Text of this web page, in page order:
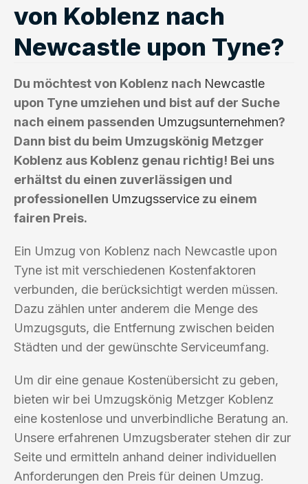
von Koblenz nach
Newcastle upon Tyne?
Du möchtest von Koblenz nach Newcastle
upon Tyne umziehen und bist auf der Suche
nach einem passenden Umzugsunternehmen?
Dann bist du beim Umzugskönig Metzger
Koblenz aus Koblenz genau richtig! Bei uns
erhältst du einen zuverlässigen und
professionellen Umzugsservice zu einem
fairen Preis.
Ein Umzug von Koblenz nach Newcastle upon
Tyne ist mit verschiedenen Kostenfaktoren
verbunden, die berücksichtigt werden müssen.
Dazu zählen unter anderem die Menge des
Umzugsguts, die Entfernung zwischen beiden
Städten und der gewünschte Serviceumfang.
Um dir eine genaue Kostenübersicht zu geben,
bieten wir bei Umzugskönig Metzger Koblenz
eine kostenlose und unverbindliche Beratung an.
Unsere erfahrenen Umzugsberater stehen dir zur
Seite und ermitteln anhand deiner individuellen
Anforderungen den Preis für deinen Umzug.